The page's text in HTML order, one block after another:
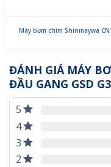
Máy bơm chìm Shinmaywa
ĐÁNH GIÁ MÁY
ĐẦU GANG GSD
5
4
3
2